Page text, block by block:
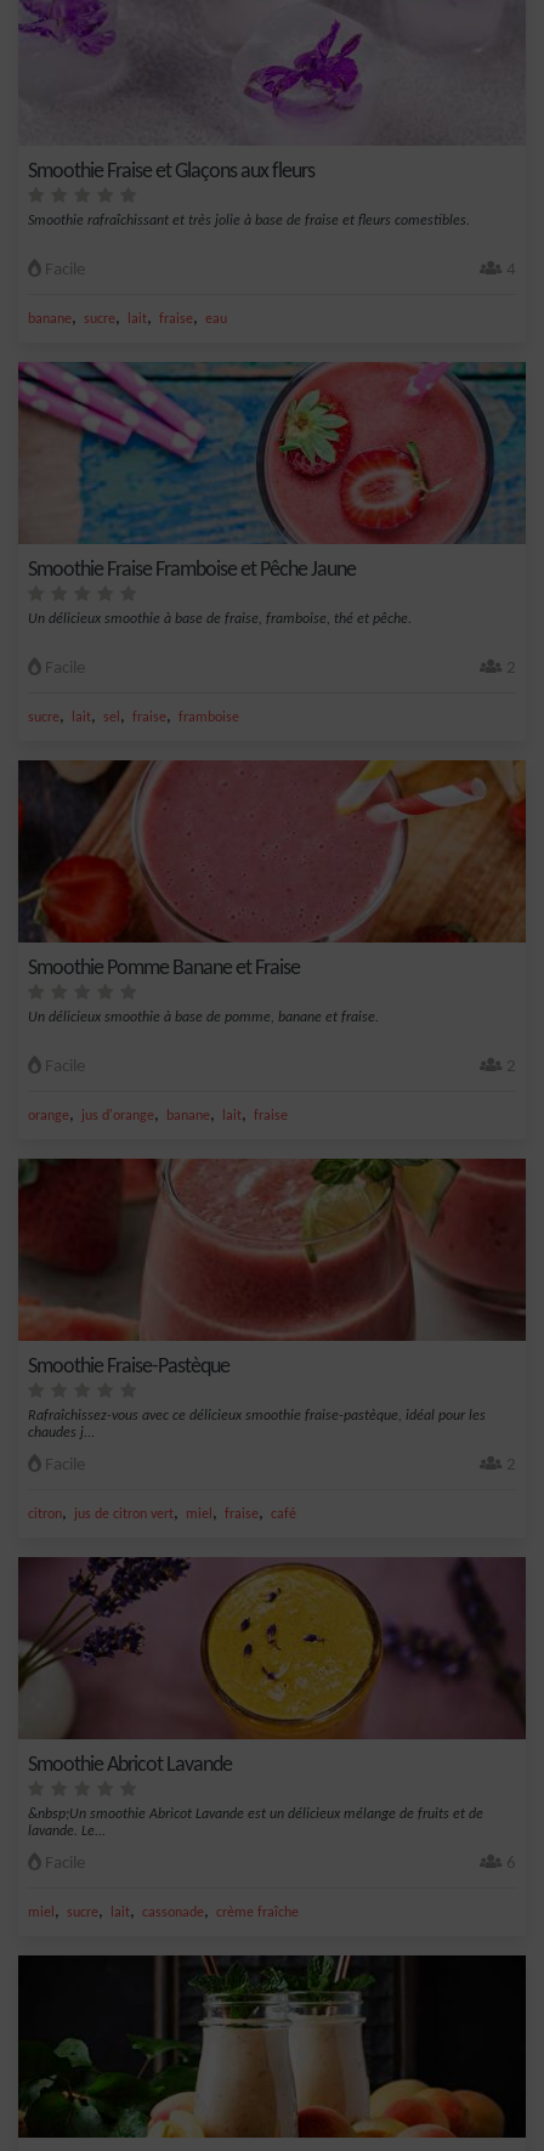
Smoothie Fraise et Glaçons aux fleurs
Smoothie rafraîchissant et très jolie à base de fraise et fleurs comestibles.
Facile 4
banane, sucre, lait, fraise, eau
Smoothie Fraise Framboise et Pêche Jaune
Un délicieux smoothie à base de fraise, framboise, thé et pêche.
Facile 2
sucre, lait, sel , fraise, framboise
Smoothie Pomme Banane et Fraise
Un délicieux smoothie à base de pomme, banane et fraise.
Facile 2
orange, jus d'orange, banane, lait, fraise
Smoothie Fraise-Pastèque
Rafraîchissez-vous avec ce délicieux smoothie fraise-pastèque, idéal pour les
chaudes j...
Facile 2
citron, jus de citron vert, miel , fraise, café
Smoothie Abricot Lavande
&nbsp;Un smoothie Abricot Lavande est un délicieux mélange de fruits et de
lavande. Le...
Facile 6
miel , sucre, lait, cassonade, crème fraîche